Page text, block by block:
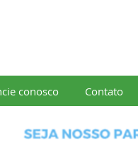
conosco Contato